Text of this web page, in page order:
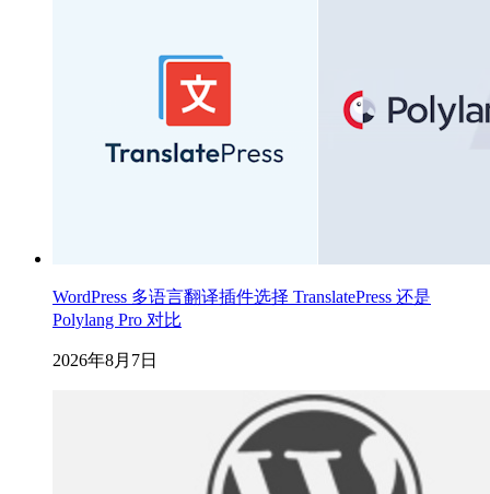
WordPress 多语言翻译插件选择 TranslatePress 还是
Polylang Pro 对比
2026年8月7日